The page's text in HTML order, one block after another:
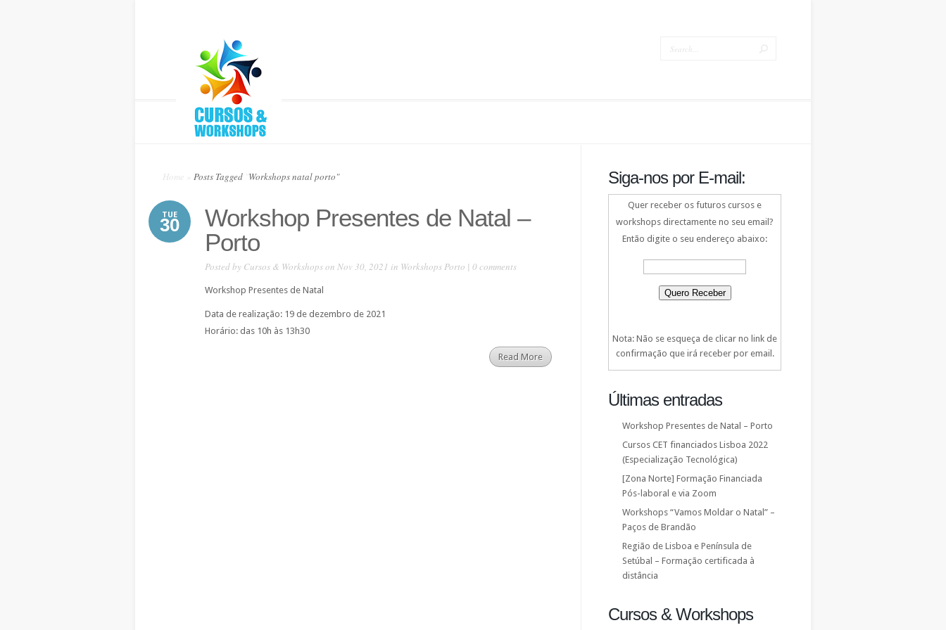
Home Posts Tagged Workshops natal porto"
TUE
30
Workshop Presentes de Natal –
Porto
Posted by Cursos & Workshopson Nov 30, 2021 in Workshops Porto | 0 comments
Workshop Presentes de Natal
Data de realização: 19 de dezembro de 2021
Horário: das 10h às 13h30
Read More
Siga-nos por E-mail:
Quer receber os futuros cursos e
workshops directamente no seu email?
Então digite o seu endereço abaixo:
Nota: Não se esqueça de clicar no link de
confirmação que irá receber por email.
Últimas entradas
Workshop Presentes de Natal – Porto
Cursos CET financiados Lisboa 2022
(Especialização Tecnológica)
[Zona Norte] Formação Financiada
Pós-laboral e via Zoom
Workshops “Vamos Moldar o Natal” –
Paços de Brandão
Região de Lisboa e Península de
Setúbal – Formação certificada à
distância
Cursos & Workshops